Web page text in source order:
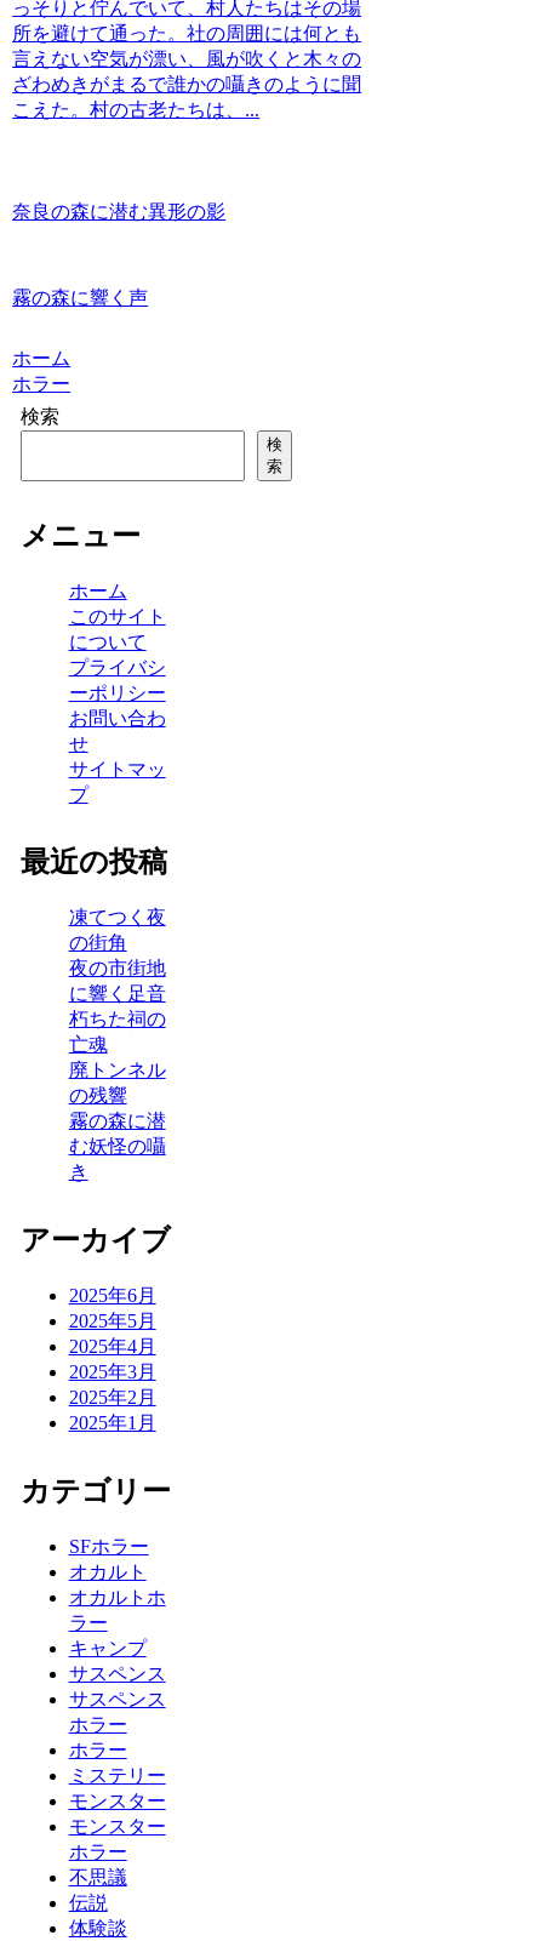
っそりと佇んでいて、村人たちはその場
所を避けて通った。社の周囲には何とも
言えない空気が漂い、風が吹くと木々の
ざわめきがまるで誰かの囁きのように聞
こえた。村の古老たちは、...
奈良の森に潜む異形の影
霧の森に響く声
ホーム
ホラー
検索
検
索
メニュー
ホーム
このサイト
について
プライバシ
ーポリシー
お問い合わ
せ
サイトマッ
プ
最近の投稿
凍てつく夜
の街角
夜の市街地
に響く足音
朽ちた祠の
亡魂
廃トンネル
の残響
霧の森に潜
む妖怪の囁
き
アーカイブ
2025年6月
2025年5月
2025年4月
2025年3月
2025年2月
2025年1月
カテゴリー
SFホラー
オカルト
オカルトホ
ラー
キャンプ
サスペンス
サスペンス
ホラー
ホラー
ミステリー
モンスター
モンスター
ホラー
不思議
伝説
体験談